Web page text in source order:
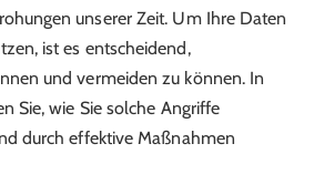
unserer Zeit. Um Ihre Daten
ist es entscheidend,
und vermeiden zu können. In
Sie, wie Sie solche Angriffe
durch effektive Maßnahmen